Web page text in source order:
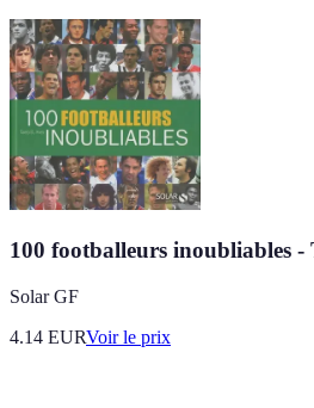
100 footballeurs inoubliables -
Solar GF
4.14 EURVoir le prix